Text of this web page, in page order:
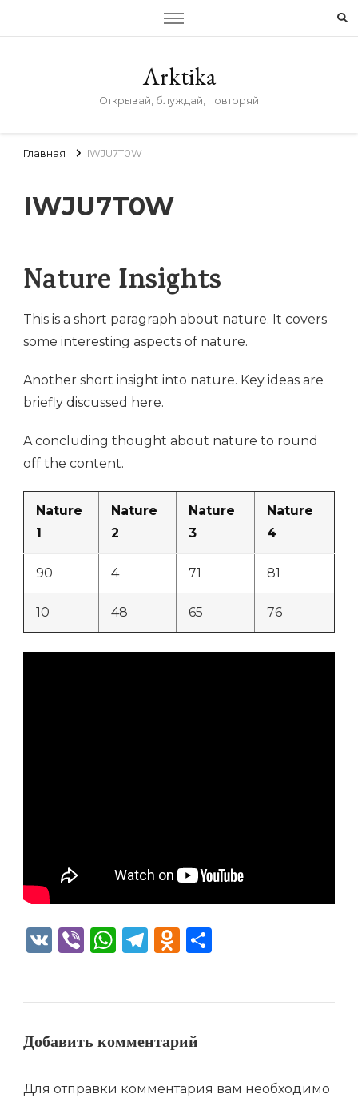
Arktika
Открывай, блуждай, повторяй
Главная IWJU7T0W
IWJU7T0W
Nature Insights
This is a short paragraph about nature. It covers
some interesting aspects of nature.
Another short insight into nature. Key ideas are
briefly discussed here.
A concluding thought about nature to round
off the content.
Nature
1
Nature
2
Nature
3
Nature
4
90 4 71 81
10 48 65 76
VK ViberWhatsApp
Telegram
Odnoklassniki
Добавить комментарий
Для отправки комментария вам необходимо